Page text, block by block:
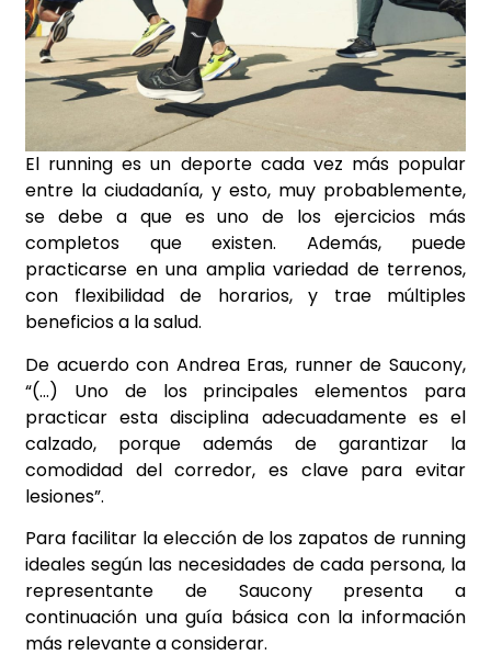
El running es un deporte cada vez más popular
entre la ciudadanía, y esto, muy probablemente,
se debe a que es uno de los ejercicios más
completos que existen. Además, puede
practicarse en una amplia variedad de terrenos,
con flexibilidad de horarios, y trae múltiples
beneficios a la salud.
De acuerdo con Andrea Eras, runner de Saucony,
“(…) Uno de los principales elementos para
practicar esta disciplina adecuadamente es el
calzado, porque además de garantizar la
comodidad del corredor, es clave para evitar
lesiones”.
Para facilitar la elección de los zapatos de running
ideales según las necesidades de cada persona, la
representante de Saucony presenta a
continuación una guía básica con la información
más relevante a considerar.